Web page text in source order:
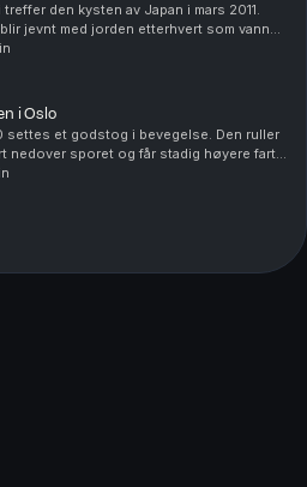
treffer den kysten av Japan i mars 2011.
jevnt med jorden etterhvert som vannet
landskapet. Tusenvis av mennesker er
i Oslo
settes et godstog i bevegelse. Den ruller
nedover sporet og får stadig høyere fart.
med å kollidere i en bygning i